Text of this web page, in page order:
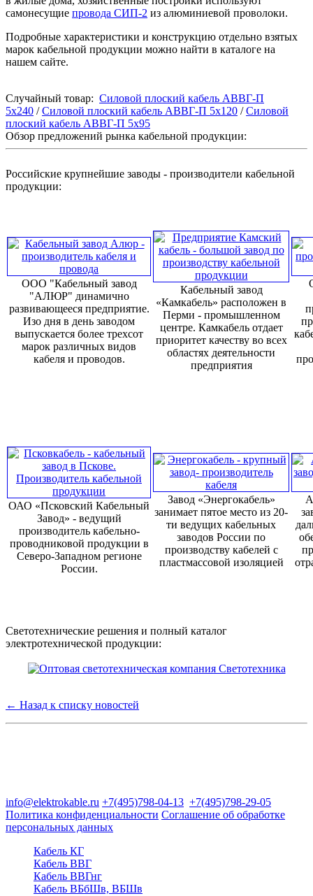
самонесущие провода СИП-2 из алюминиевой проволоки.
Подробные характеристики и конструкцию отдельно взятых
марок кабельной продукции можно найти в каталоге на
нашем сайте.
Случайный товар: Силовой плоский кабель АВВГ-П
5х240 /Силовой плоский кабель АВВГ-П 5х120 /Силовой
плоский кабель АВВГ-П 5х95
Обзор предложений рынка кабельной продукции:
Российские крупнейшие заводы - производители кабельной
продукции:
ООО "Кабельный завод
"АЛЮР" динамично
развивающееся предприятие.
Изо дня в день заводом
выпускается более трехсот
марок различных видов
кабеля и проводов.
Кабельный завод
«Камкабель» расположен в
Перми - промышленном
центре. Камкабель отдает
приоритет качеству во всех
областях деятельности
предприятия
ОАО «Псковский Кабельный
Завод» - ведущий
производитель кабельно-
проводниковой продукции в
Северо-Западном регионе
России.
Завод «Энергокабель»
занимает пятое место из 20-
ти ведущих кабельных
заводов России по
производству кабелей с
пластмассовой изоляцией
Светотехнические решения и полный каталог
электротехнической продукции:
← Назад к списку новостей
info@elektrokable.ru +7(495)798-04-13 +7(495)798-29-05
Политика конфиденциальности Соглашение об обработке
персональных данных
Кабель КГ
Кабель ВВГ
Кабель ВВГнг
Кабель ВБбШв, ВБШв